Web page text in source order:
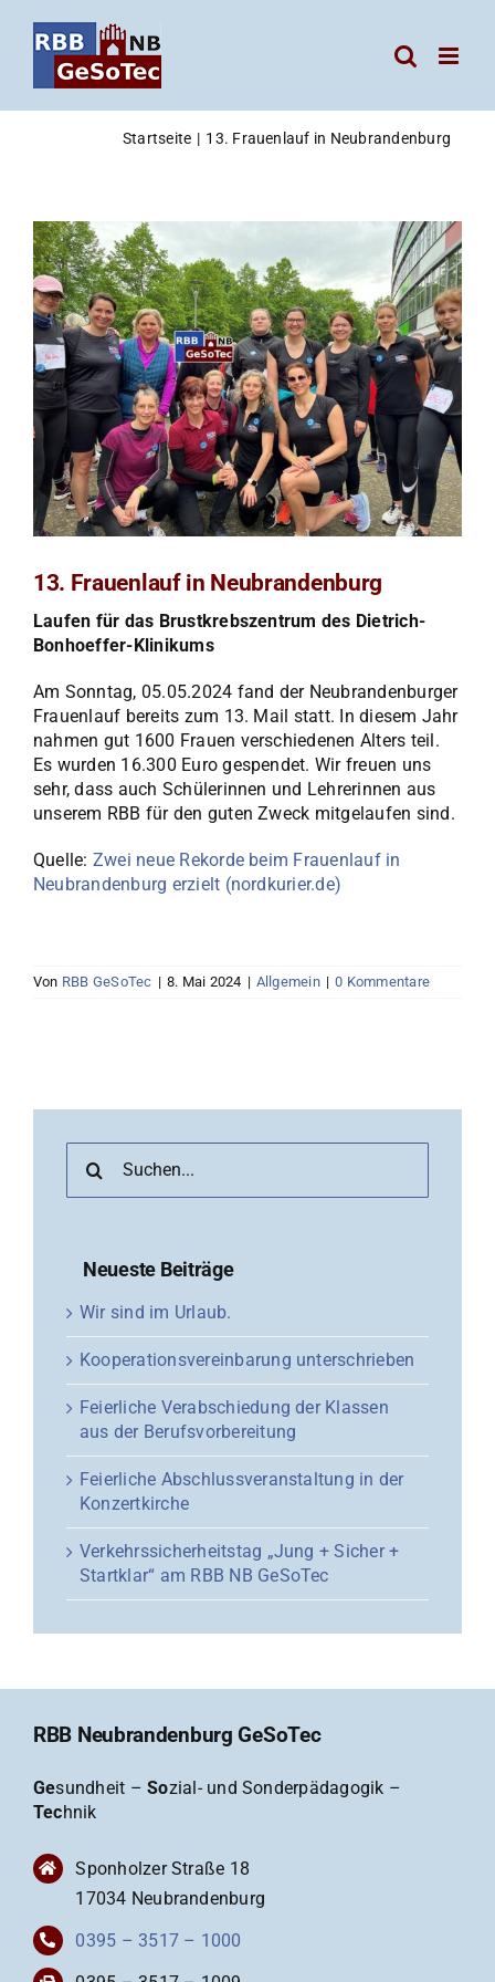
Inhalt
springen
Startseite 13. Frauenlauf in Neubrandenburg
Zeige
grösseres
Bild
13. Frauenlauf in Neubrandenburg
Laufen für das Brustkrebszentrum des Dietrich-
Bonhoeffer-Klinikums
Am Sonntag, 05.05.2024 fand der Neubrandenburger
Frauenlauf bereits zum 13. Mail statt. In diesem Jahr
nahmen gut 1600 Frauen verschiedenen Alters teil.
Es wurden 16.300 Euro gespendet. Wir freuen uns
sehr, dass auch Schülerinnen und Lehrerinnen aus
unserem RBB für den guten Zweck mitgelaufen sind.
Quelle: Zwei neue Rekorde beim Frauenlauf in
Neubrandenburg erzielt (nordkurier.de)
Von RBB GeSoTec | 8. Mai 2024 | Allgemein | 0 Kommentare
nach:
Neueste Beiträge
Wir sind im Urlaub.
Kooperationsvereinbarung unterschrieben
Feierliche Verabschiedung der Klassen
aus der Berufsvorbereitung
Feierliche Abschlussveranstaltung in der
Konzertkirche
Verkehrssicherheitstag „Jung + Sicher +
Startklar“ am RBB NB GeSoTec
RBB Neubrandenburg GeSoTec
Gesundheit –Sozial- und Sonderpädagogik –
Technik
Sponholzer Straße 18
17034 Neubrandenburg
0395 – 3517 – 1000